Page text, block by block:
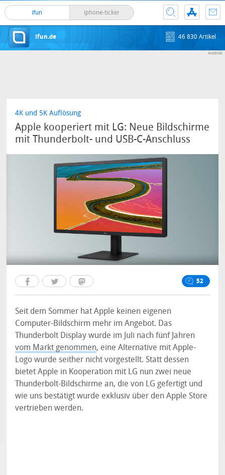
ifun iphone-ticker
ifun.de 46 830 Artikel
4K und 5K Auflösung
Apple kooperiert mit LG: Neue Bildschirme
mit Thunderbolt- und USB-C-Anschluss
52
Seit dem Sommer hat Apple keinen eigenen
Computer-Bildschirm mehr im Angebot. Das
Thunderbolt Display wurde im Juli nach fünf Jahren
vom Markt genommen, eine Alternative mit Apple-
Logo wurde seither nicht vorgestellt. Statt dessen
bietet Apple in Kooperation mit LG nun zwei neue
Thunderbolt-Bildschirme an, die von LG gefertigt und
wie uns bestätigt wurde exklusiv über den Apple Store
vertrieben werden.